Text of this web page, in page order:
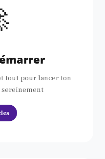
tout pour lancer ton